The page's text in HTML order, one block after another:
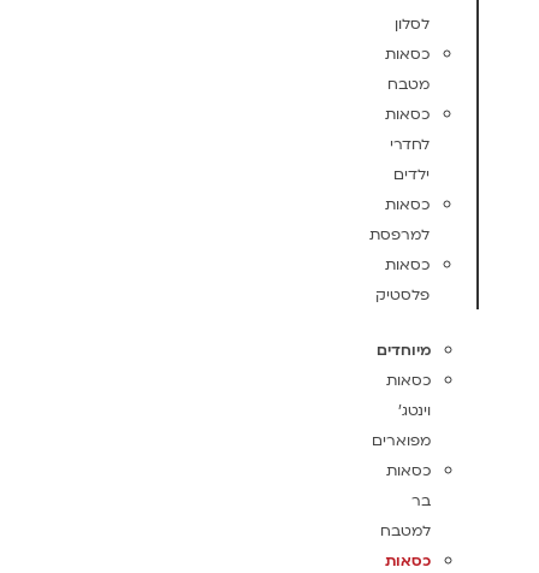
לסלון
כסאות
מטבח
כסאות
לחדרי
ילדים
כסאות
למרפסת
כסאות
פלסטיק
מיוחדים
כסאות
וינטג'
מפוארים
כסאות
בר
למטבח
כסאות